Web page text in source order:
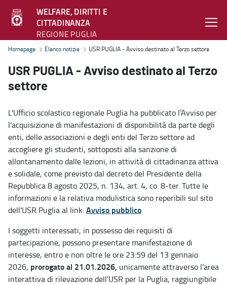
WELFARE, DIRITTI E
CITTADINANZA
REGIONE PUGLIA
USR PUGLIA - Avviso destinato al Terzo settore - Welfare, diritti
Homepage Elenco notizie USR PUGLIA - Avviso destinato al Terzo settore
USR PUGLIA - Avviso destinato al Terzo
settore
L'Ufficio scolastico regionale Puglia ha pubblicato l’Avviso per
l'acquisizione di manifestazioni di disponibilità da parte degli
enti, delle associazioni e degli enti del Terzo settore ad
accogliere gli studenti, sottoposti alla sanzione di
allontanamento dalle lezioni, in attività di cittadinanza attiva
e solidale, come previsto dal decreto del Presidente della
Repubblica 8 agosto 2025, n. 134, art. 4, co. 8-ter. Tutte le
informazioni e la relativa modulistica sono reperibili sul sito
dell'USR Puglia al link:Avviso pubblico
I soggetti interessati, in possesso dei requisiti di
partecipazione, possono presentare manifestazione di
interesse, entro e non oltre le ore 23:59 del 13 gennaio
2026, prorogato al 21.01.2026, unicamente attraverso l’area
interattiva di rilevazione dell’USR per la Puglia, raggiungibile